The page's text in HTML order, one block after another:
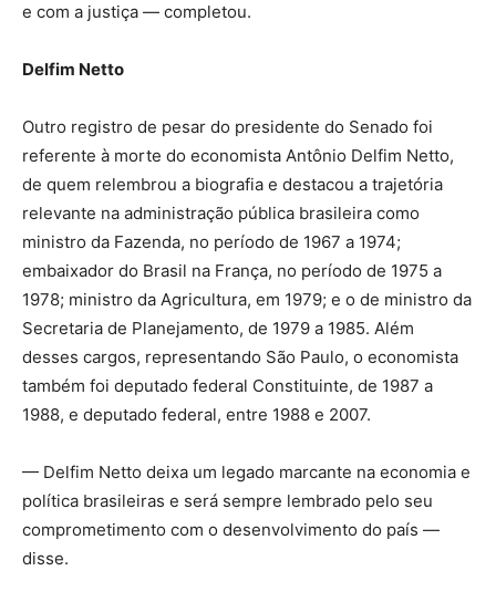
e com a justiça — completou.
Delfim Netto
Outro registro de pesar do presidente do Senado foi
referente à morte do economista Antônio Delfim Netto,
de quem relembrou a biografia e destacou a trajetória
relevante na administração pública brasileira como
ministro da Fazenda, no período de 1967 a 1974;
embaixador do Brasil na França, no período de 1975 a
1978; ministro da Agricultura, em 1979; e o de ministro da
Secretaria de Planejamento, de 1979 a 1985. Além
desses cargos, representando São Paulo, o economista
também foi deputado federal Constituinte, de 1987 a
1988, e deputado federal, entre 1988 e 2007.
— Delfim Netto deixa um legado marcante na economia e
política brasileiras e será sempre lembrado pelo seu
comprometimento com o desenvolvimento do país —
disse.